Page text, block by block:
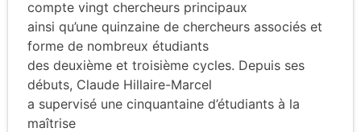
compte vingt chercheurs principaux
ainsi qu’une quinzaine de chercheurs associés et
forme de nombreux étudiants
des deuxième et troisième cycles. Depuis ses
débuts, Claude Hillaire-Marcel
a supervisé une cinquantaine d’étudiants à la
maîtrise